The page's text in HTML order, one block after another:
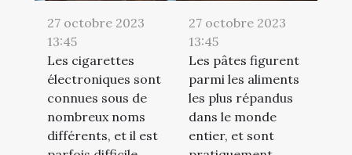
27 octobre 2023
13:45
Les cigarettes
électroniques sont
connues sous de
nombreux noms
différents, et il est
27 octobre 2023
13:45
Les pâtes figurent
parmi les aliments
les plus répandus
dans le monde
entier, et sont